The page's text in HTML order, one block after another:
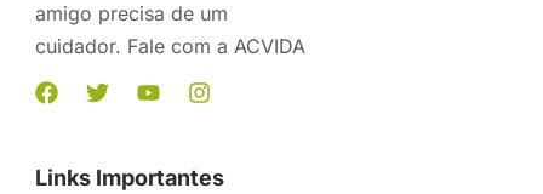
amigo precisa de um
cuidador. Fale com a ACVIDA
Links Importantes